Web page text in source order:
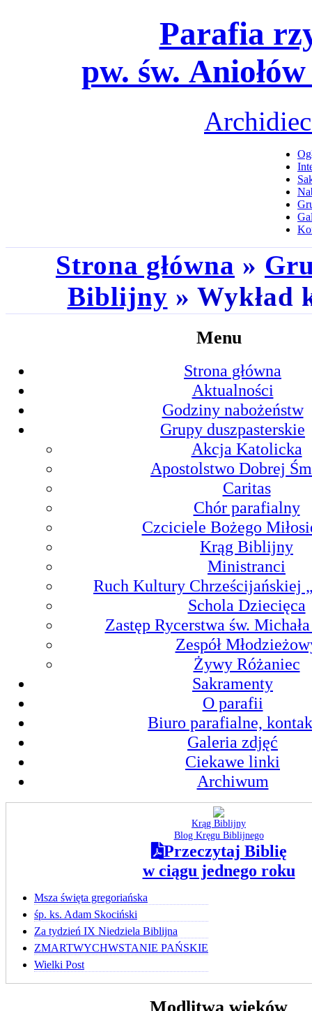
Parafia
pw. św.
Strona główna »
Biblijny » Wykład
Menu
Strona główna
Aktualności
Godziny nabożeństw
Grupy duszpasterskie
Akcja Katolicka
Apostolstwo Dobrej
Caritas
Chór parafialny
Czciciele Bożego
Krąg Biblijny
Ministranci
Ruch Kultury Chrześcijańskiej
Schola Dziecięca
Zastęp Rycerstwa św.
Zespół
Żywy Różaniec
Sakramenty
O parafii
Biuro parafialne,
Galeria zdjęć
Ciekawe linki
Archiwum
Krąg Biblijny
Blog Kręgu Biblijnego
Przeczytaj Biblię
w ciągu jednego roku
Msza święta gregoriańska
śp. ks. Adam Skociński
Za tydzień IX Niedziela Biblijna
ZMARTWYCHWSTANIE PAŃSKIE
Wielki Post